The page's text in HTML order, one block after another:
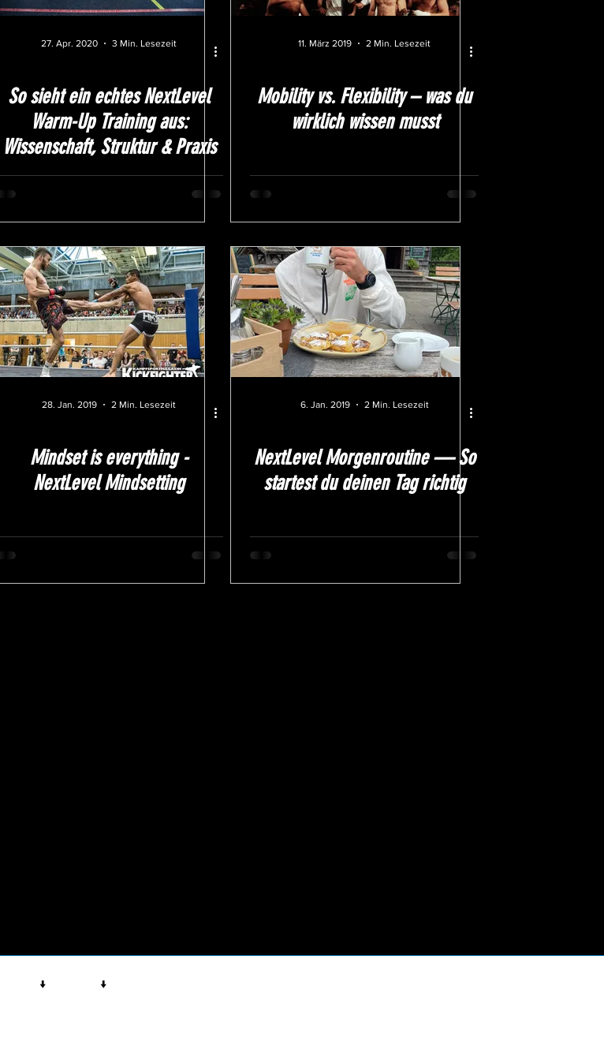
27. Apr. 2020 3 Min. Lesezeit
So sieht ein echtes NextLevel
Warm-Up Training aus:
Wissenschaft, Struktur & Praxis
11. März 2019 2 Min. Lesezeit
Mobility vs. Flexibility – was du
wirklich wissen musst
28. Jan. 2019 2 Min. Lesezeit
Mindset is everything -
NextLevel Mindsetting
6. Jan. 2019 2 Min. Lesezeit
NextLevel Morgenroutine — So
startest du deinen Tag richtig
↓ ↓